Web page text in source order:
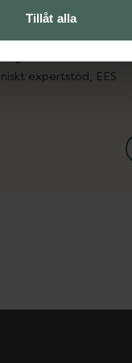
Tillåt alla
gammal medicin
expertstöd, EES